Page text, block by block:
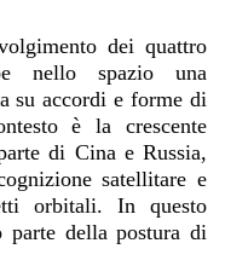
dei quattro
nello spazio una
su accordi e forme di
è la crescente
di Cina e Russia,
satellitare e
orbitali. In questo
della postura di